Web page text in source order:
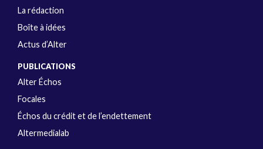
La rédaction
Boîte à idées
Actus d’Alter
PUBLICATIONS
Alter Échos
Focales
Échos du crédit et de l’endettement
Altermedialab